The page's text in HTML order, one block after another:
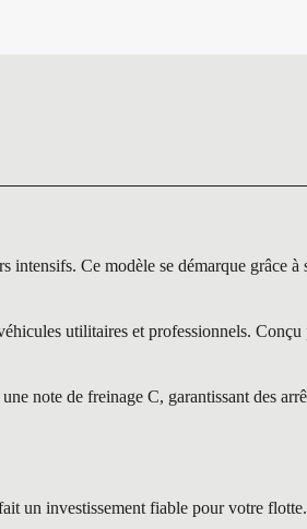
Ce modèle se démarque grâce à
utilitaires et professionnels.
note de freinage C, garantissant des
un investissement fiable pour votre flotte.